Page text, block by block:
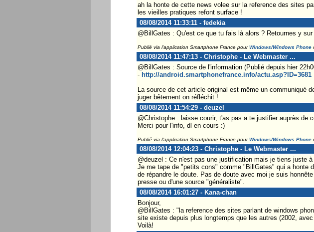
ah la honte de cette news volee sur la reference des sites
les vieilles pratiques refont surface !
08/08/2014 11:33:11 - fedekia
@BillGates : Qu'est ce que tu fais là alors ? Retournes y sur
Publié via l'application Smartphone France pourWindows/Windows Phone
08/08/2014 11:47:13 - Christophe - Le Webmaster ...
@BillGates : Source de l'information (Publié depuis hier
- http://android.smartphonefrance.info/actu.asp?ID=3681
La source de cet article original est même un communiqué
juger bêtement on réfléchit !
08/08/2014 11:54:29 - deuzel
@Christophe : laisse courir, t'as pas a te justifier auprès de
Merci pour l'info, dl en cours :)
Publié via l'application Smartphone France pourWindows/Windows Phone
08/08/2014 12:04:23 - Christophe - Le Webmaster ...
@deuzel : Ce n'est pas une justification mais je tiens juste
Je me tape de "petits cons" comme "BillGates" qui a honte
de répandre le doute. Pas de doute avec moi je suis
presse ou d'une source "généraliste".
08/08/2014 16:01:27 - Kana-chan
Bonjour,
@BillGates : "la reference des sites parlant de windows
site existe depuis plus longtemps que les autres (2002,
Voilà!